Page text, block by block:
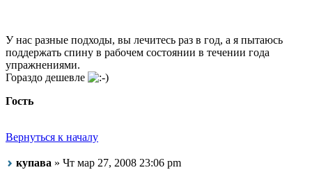
У нас разные подходы, вы лечитесь раз в год, а я пытаюсь
поддержать спину в рабочем состоянии в течении года
упражнениями.
Гораздо дешевле
Гость
Вернуться к началу
купава » Чт мар 27, 2008 23:06 pm